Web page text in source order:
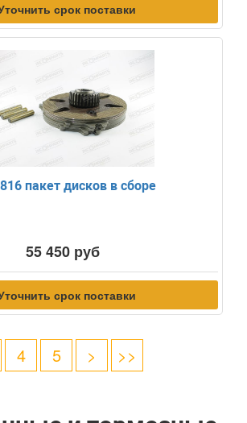
срок поставки
пакет дисков в сборе
55 450 руб
срок поставки
4 5 > >>